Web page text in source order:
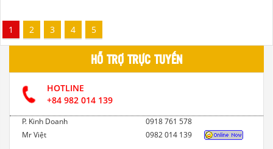
1 2 3 4 5
HỖ TRỢ TRỰC TUYẾN
HOTLINE
+84 982 014 139
P. Kinh Doanh
0918 761 578
Mr Việt
0982 014 139